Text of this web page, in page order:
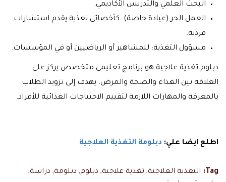
البحث العلمي والتدريس الأكاديمي.
العمل الحر (عيادة خاصة): كأخصائي تغذية يقدم استشارات
فردية.
مسؤول التغذية: للمشاهير أو الرياضيين أو في المؤسسات.
دبلوم تغذية علاجية هو برنامج تعليمي متخصص يركز على
العلاقة بين الغذاء والصحة والمرض. يهدف إلى تزويد الطلاب
بالمعرفة والمهارات اللازمة لتقييم الاحتياجات الغذائية للأفراد.
اطلع ايضا علي: دبلومة التغذية العلاجية
Tag: التغذية العلاجية, تغذية علاجية, دبلوم, دبلومة, دراسة,